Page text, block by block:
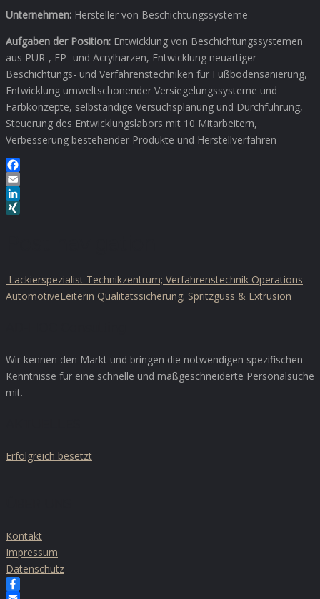
Unternehmen: Hersteller von Beschichtungssysteme
Aufgaben der Position: Entwicklung von Beschichtungssystemen
aus PUR-, EP- und Acrylharzen, Entwicklung neuartiger
Beschichtungs- und Verfahrenstechniken für Fußbodensanierung,
Entwicklung umweltschonender Versiegelungssysteme und
Farbkonzepte, selbständige Versuchsplanung und Durchführung,
Steuerung des Entwicklungslabors mit 10 Mitarbeitern,
Verbesserung bestehender Produkte und Herstellverfahren
Facebook
Email
LinkedIn
Lackierspezialist Technikzentrum; Verfahrenstechnik Operations
AutomotiveLeiterin Qualitätssicherung; Spritzguss & Extrusion
Wir kennen den Markt und bringen die notwendigen spezifischen
Kenntnisse für eine schnelle und maßgeschneiderte Personalsuche
mit.
Erfolgreich besetzt
Kontakt
Impressum
Datenschutz